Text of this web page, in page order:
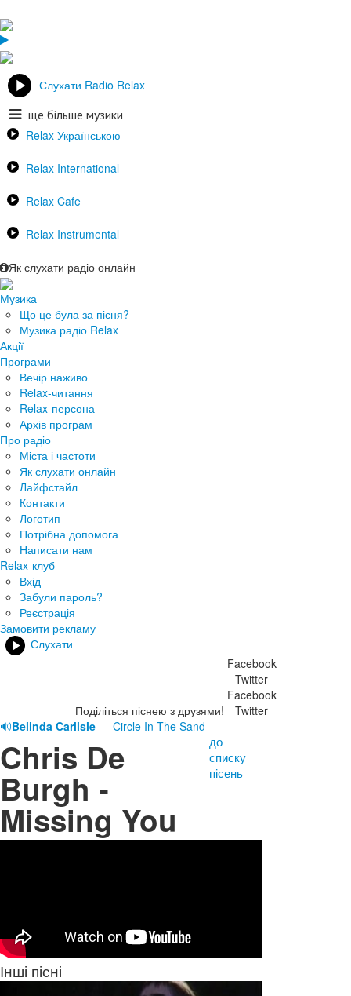
Слухати Radio Relax
ще більше музики
Relax Українською
Relax International
Relax Cafe
Relax Instrumental
Як слухати радіо онлайн
Музика
Що це була за пісня?
Музика радіо Relax
Акції
Програми
Вечір наживо
Relax-читання
Relax-персона
Архів програм
Про радіо
Міста і частоти
Як слухати онлайн
Лайфстайл
Контакти
Логотип
Потрібна допомога
Написати нам
Relax-клуб
Вхід
Забули пароль?
Реєстрація
Замовити рекламу
Слухати
Поділіться піснею з друзями!
Facebook
Twitter
Facebook
Twitter
🔊Belinda Carlisle — Circle In The Sand
Chris De
Burgh -
Missing You
до
списку
пісень
Інші пісні